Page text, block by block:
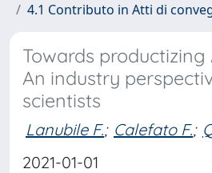
4.1 Contributo in Atti di
Towards productizing
An industry
scientists
Lanubile F.; Calefato F.;
2021-01-01